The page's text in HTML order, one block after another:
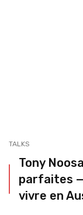
TALKS
Tony
parfaites
vivre en